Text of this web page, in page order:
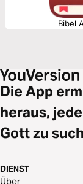
Bibel
Die App
heraus,
Gott zu
DIENST
Über